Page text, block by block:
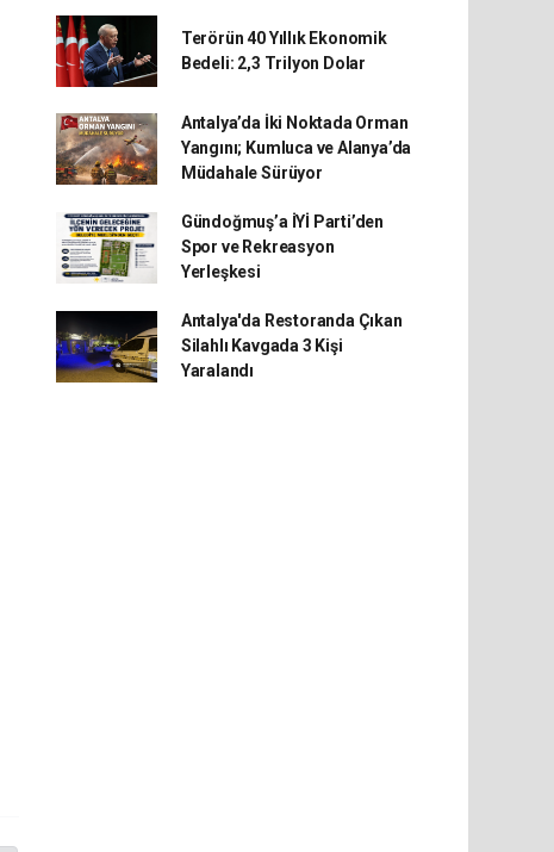
Terörün 40 Yıllık Ekonomik
Bedeli: 2,3 Trilyon Dolar
Antalya’da İki Noktada Orman
Yangını; Kumluca ve Alanya’da
Müdahale Sürüyor
Gündoğmuş’a İYİ Parti’den
Spor ve Rekreasyon
Yerleşkesi
Antalya'da Restoranda Çıkan
Silahlı Kavgada 3 Kişi
Yaralandı